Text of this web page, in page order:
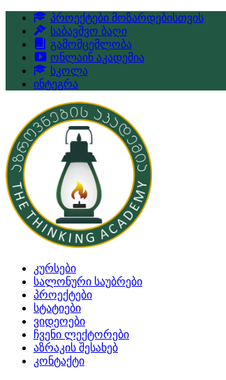
პროექტები მოზარდებისთვის
საბავშვო ბაღი
გამომცემლობა
ონლაინ აკადემია
სკოლა
ინტეგრა
კურსები
სალონური საუბრები
პროექტები
სტატიები
ვიდეოები
ჩვენი ლექტორები
აზრაკის შესახებ
კონტაქტი